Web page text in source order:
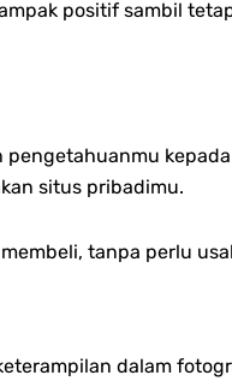
positif sambil
situs pribadimu.
tanpa perlu
dalam